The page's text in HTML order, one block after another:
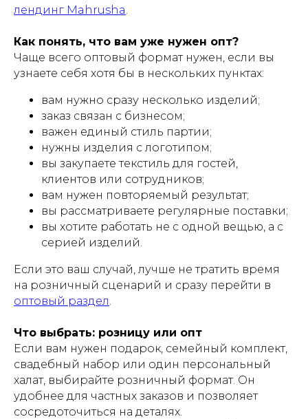
лендинг Mahrusha
Как понять, что вам уже нужен опт?
Чаще всего оптовый формат нужен, если вы
узнаете себя хотя бы в нескольких пунктах:
вам нужно сразу несколько изделий;
заказ связан с бизнесом;
важен единый стиль партии;
нужны изделия с логотипом;
вы закупаете текстиль для гостей,
клиентов или сотрудников;
вам нужен повторяемый результат;
вы рассматриваете регулярные поставки;
вы хотите работать не с одной вещью, а с
серией изделий.
Если это ваш случай, лучше не тратить время
на розничный сценарий и сразу перейти в
оптовый раздел
Что выбрать: розницу или опт
Если вам нужен подарок, семейный комплект,
свадебный набор или один персональный
халат, выбирайте розничный формат. Он
удобнее для частных заказов и позволяет
сосредоточиться на деталях.